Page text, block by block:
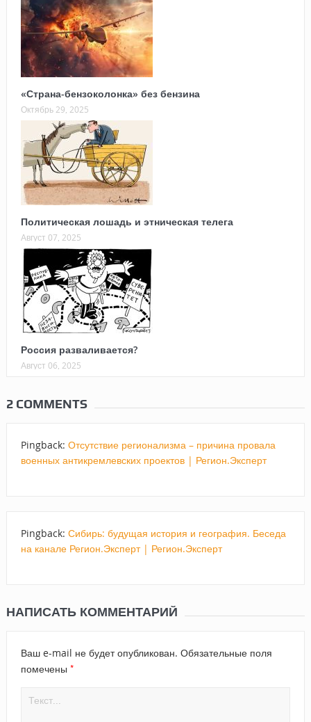
«Страна-бензоколонка» без бензина
Октябрь 29, 2025
Политическая лошадь и этническая телега
Август 07, 2025
Россия разваливается?
Август 06, 2025
2 COMMENTS
Pingback: Отсутствие регионализма – причина провала
военных антикремлевских проектов | Регион.Эксперт
Pingback: Сибирь: будущая история и география. Беседа
на канале Регион.Эксперт | Регион.Эксперт
НАПИСАТЬ КОММЕНТАРИЙ
Ваш e-mail не будет опубликован. Обязательные поля
помечены *